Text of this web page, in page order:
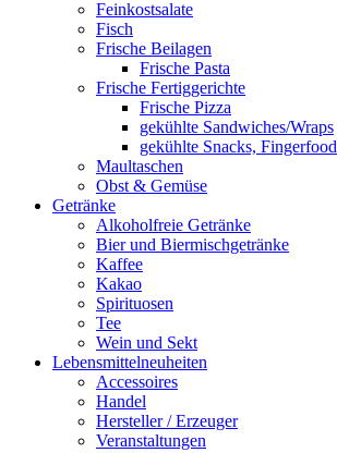
Feinkostsalate
Fisch
Frische Beilagen
Frische Pasta
Frische Fertiggerichte
Frische Pizza
gekühlte Sandwiches/Wraps
gekühlte Snacks, Fingerfood
Maultaschen
Obst & Gemüse
Getränke
Alkoholfreie Getränke
Bier und Biermischgetränke
Kaffee
Kakao
Spirituosen
Tee
Wein und Sekt
Lebensmittelneuheiten
Accessoires
Handel
Hersteller / Erzeuger
Veranstaltungen